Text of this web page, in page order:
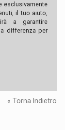
esclusivamente
il tuo aiuto,
a garantire
differenza per
« Torna Indietro